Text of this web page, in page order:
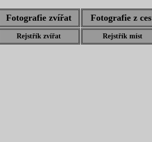
Fotografie zvířat Fotografie z
Rejstřík zvířat Rejstřík míst